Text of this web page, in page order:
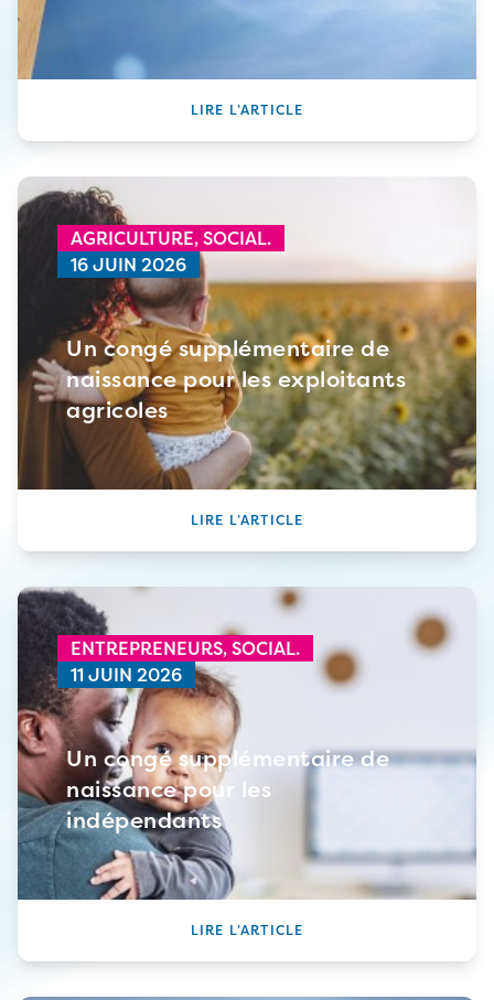
LIRE L’ARTICLE
AGRICULTURE,SOCIAL.
16 JUIN 2026
Un congé supplémentaire de
naissance pour les exploitants
agricoles
LIRE L’ARTICLE
ENTREPRENEURS,SOCIAL.
11 JUIN 2026
Un congé supplémentaire de
naissance pour les
indépendants
LIRE L’ARTICLE